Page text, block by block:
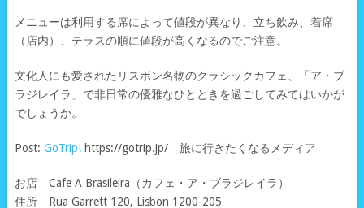
メニューは利用する席によって値段が異なり、立ち飲み、着席
（店内）、テラスの順に値段が高くなるのでご注意。
文化人にも愛されたリスボン名物のクラシックカフェ、「ア・ブ
ラジレイラ」で非日常の優雅なひとときを過ごしてみてはいかが
でしょうか。
Post: GoTrip!https://gotrip.jp/ 旅に行きたくなるメディア
お店 Cafe A Brasileira（カフェ・ア・ブラジレイラ）
住所 Rua Garrett 120, Lisbon 1200-205